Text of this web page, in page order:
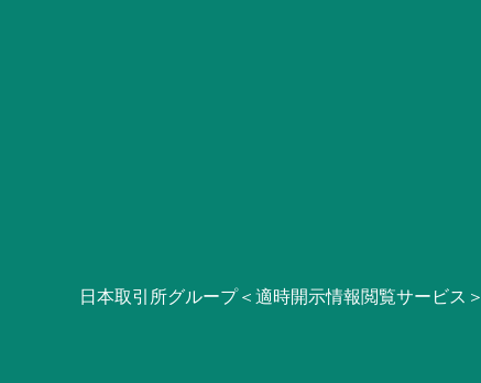
日本取引所グループ＜適時開示情報閲覧サービス＞